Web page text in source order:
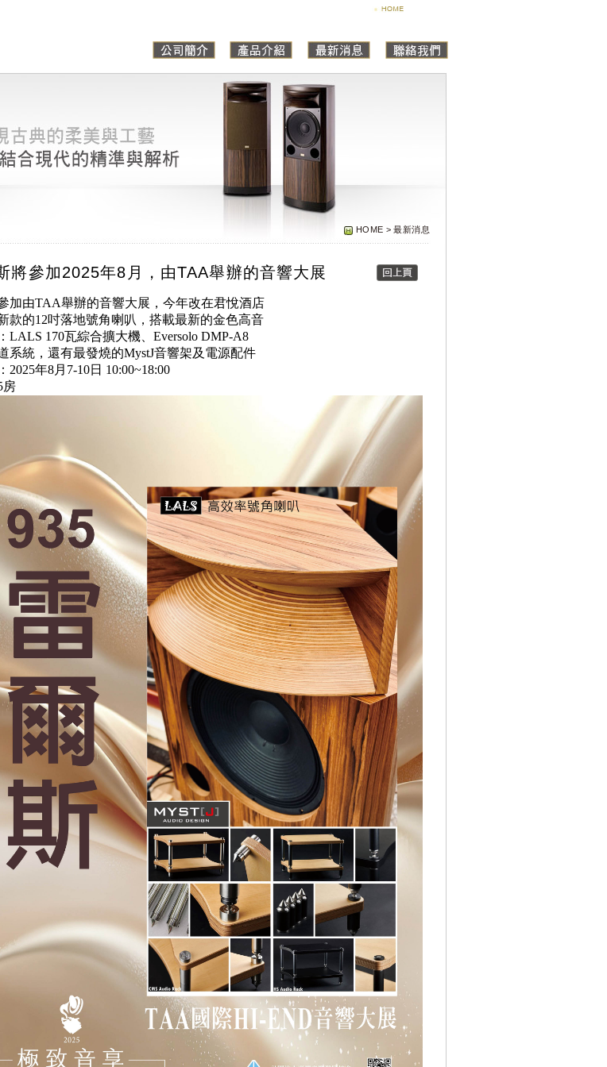
HOME > 最新消息
將參加2025年8月，由TAA舉辦的音響大展
加由TAA舉辦的音響大展，今年改在君悅酒店
款的12吋落地號角喇叭，搭載最新的金色高音
LALS 170瓦綜合擴大機、Eversolo DMP-A8
系統，還有最發燒的MystJ音響架及電源配件
2025年8月7-10日 10:00~18:00
房